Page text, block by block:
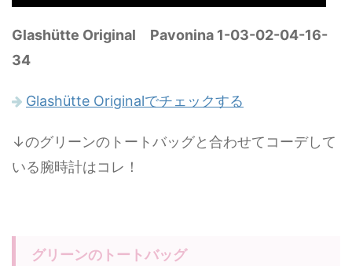
Glashütte Original Pavonina 1-03-02-04-16-
34
Glashütte Originalでチェックする
↓のグリーンのトートバッグと合わせてコーデして
いる腕時計はコレ！
グリーンのトートバッグ